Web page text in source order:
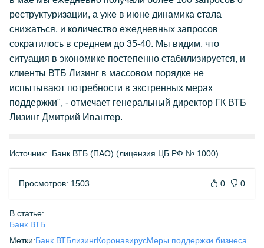
реструктуризации, а уже в июне динамика стала
снижаться, и количество ежедневных запросов
сократилось в среднем до 35-40. Мы видим, что
ситуация в экономике постепенно стабилизируется, и
клиенты ВТБ Лизинг в массовом порядке не
испытывают потребности в экстренных мерах
поддержки", - отмечает генеральный директор ГК ВТБ
Лизинг Дмитрий Ивантер.
Источник: Банк ВТБ (ПАО) (лицензия ЦБ РФ № 1000)
Просмотров: 1503 0 0
В статье:
Банк ВТБ
Метки:Банк ВТБлизингКоронавирусМеры поддержки бизнеса